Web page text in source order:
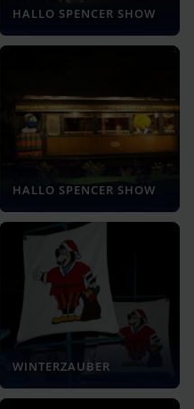
HALLO SPENCER SHOW
HALLO SPENCER SHOW
WINTERZAUBER